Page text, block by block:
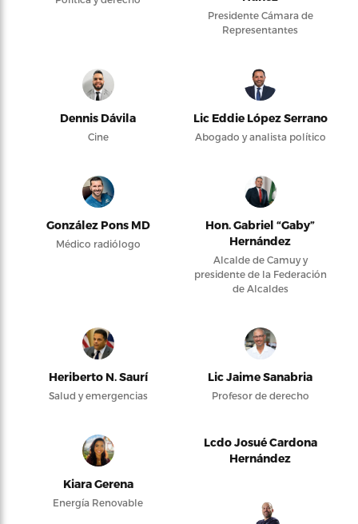
Presidente Cámara de
Representantes
Dennis Dávila
Cine
Lic Eddie López Serrano
Abogado y analista político
González Pons MD
Médico radiólogo
Hon. Gabriel “Gaby”
Hernández
Alcalde de Camuy y
presidente de la Federación
de Alcaldes
Heriberto N. Saurí
Salud y emergencias
Lic Jaime Sanabria
Profesor de derecho
Kiara Gerena
Energía Renovable
Lcdo Josué Cardona
Hernández